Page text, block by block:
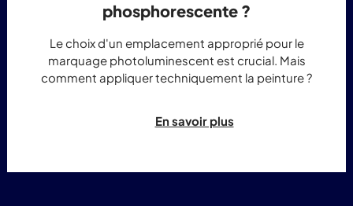
phosphorescente ?
Le choix d'un emplacement approprié pour le
marquage photoluminescent est crucial. Mais
comment appliquer techniquement la peinture ?
En savoir plus